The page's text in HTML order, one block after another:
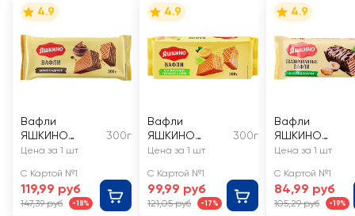
4.9
Вафли
ЯШКИНО
Шоколадные
300г
Цена за 1 шт
С Картой №1
119,99 руб
147,39 руб -18%
4.9
Вафли
ЯШКИНО
Лимон-лайм
300г
Цена за 1 шт
С Картой №1
99,99 руб
121,05 руб -17%
4.9
Вафли
ЯШКИНО
Глазированные
Цена за 1 шт
С Картой №1
84,99 руб
105,29 руб -19%